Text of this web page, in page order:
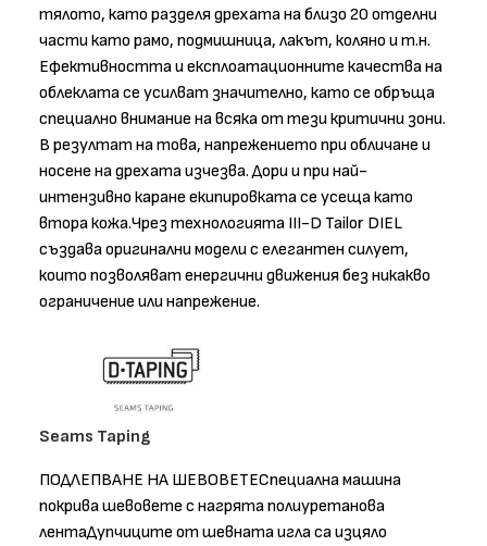
тялото, като разделя дрехата на близо 20 отделни
части като рамо, подмишница, лакът, коляно и т.н.
Ефективността и експлоатационните качества на
облеклата се усилват значително, като се обръща
специално внимание на всяка от тези критични зони.
В резултат на това, напрежението при обличане и
носене на дрехата изчезва. Дори и при най-
интензивно каране екипировката се усеща като
втора кожа.Чрез технологията III-D Tailor DIEL
създава оригинални модели с елегантен силует,
които позволяват енергични движения без никакво
ограничение или напрежение.
Seams Taping
ПОДЛЕПВАНЕ НА ШЕВОВЕТЕСпециална машина
покрива шевовете с нагрята полиуретанова
лентаДупчиците от шевната игла са изцяло